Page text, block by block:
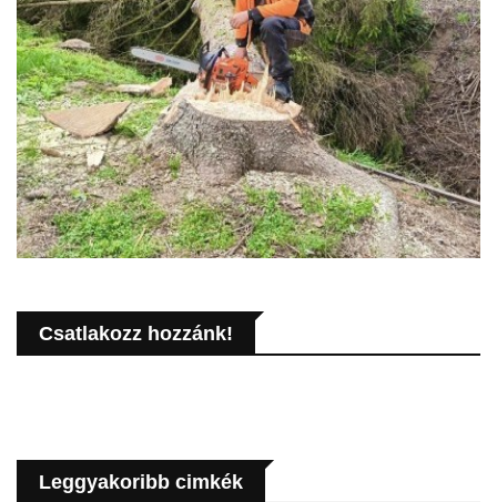
Csatlakozz hozzánk!
Leggyakoribb cimkék